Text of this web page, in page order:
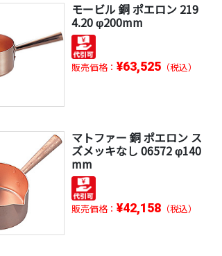
モービル 銅 ポエロン 219
4.20 φ200mm
販売価格： ¥63,525（税込）
マトファー 銅 ポエロン ス
ズメッキなし 06572 φ140
mm
販売価格： ¥42,158（税込）